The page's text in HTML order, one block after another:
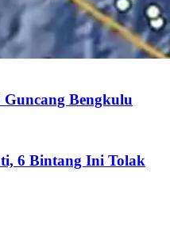
Bengkulu
6 Bintang Ini Tolak